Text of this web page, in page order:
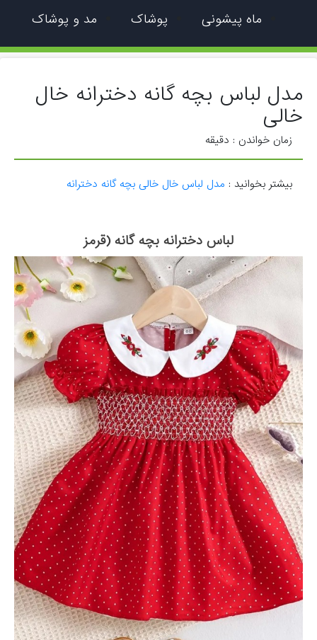
ماه پیشونی پوشاک مد و پوشاک
مدل لباس بچه گانه دخترانه خال
خالی
زمان خواندن : دقیقه
بیشتر بخوانید : مدل لباس خال خالی بچه گانه دخترانه
لباس دخترانه بچه گانه (قرمز